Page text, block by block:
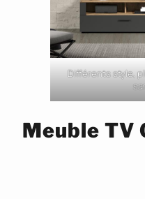
Différents style,
Meuble TV